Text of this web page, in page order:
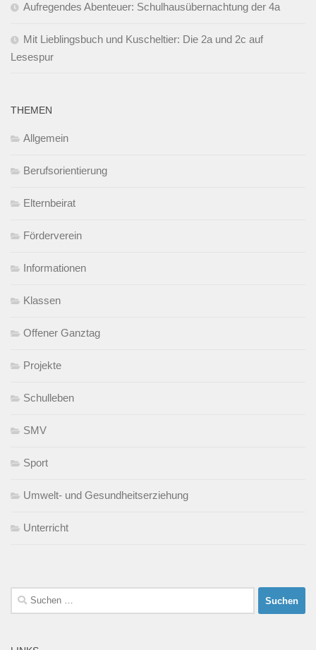
Aufregendes Abenteuer: Schulhausübernachtung der 4a
Mit Lieblingsbuch und Kuscheltier: Die 2a und 2c auf
Lesespur
THEMEN
Allgemein
Berufsorientierung
Elternbeirat
Förderverein
Informationen
Klassen
Offener Ganztag
Projekte
Schulleben
SMV
Sport
Umwelt- und Gesundheitserziehung
Unterricht
Suchen
nach: